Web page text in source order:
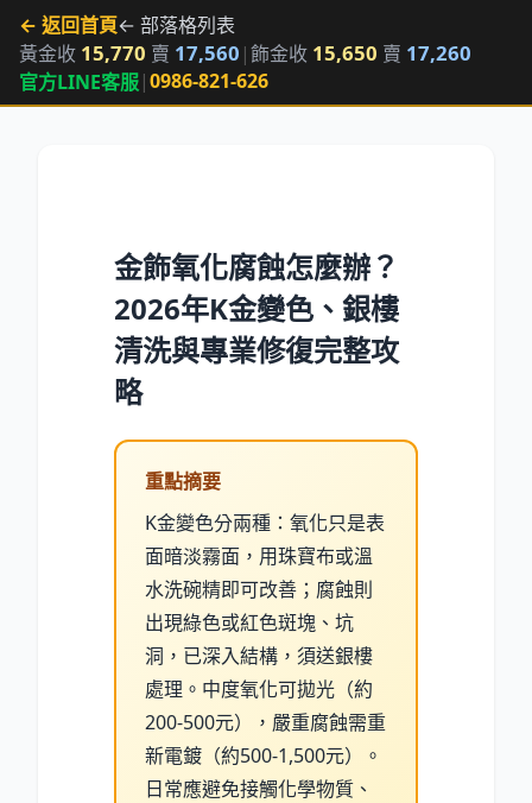
← 返回首頁← 部落格列表
黃金收 15,770 賣 17,560 |飾金收 15,650 賣 17,260
官方LINE客服|0986-821-626
金飾氧化腐蝕怎麼辦？
2026年K金變色、銀樓
清洗與專業修復完整攻
略
重點摘要
K金變色分兩種：氧化只是表
面暗淡霧面，用珠寶布或溫
水洗碗精即可改善；腐蝕則
出現綠色或紅色斑塊、坑
洞，已深入結構，須送銀樓
處理。中度氧化可拋光（約
200-500元），嚴重腐蝕需重
新電鍍（約500-1,500元）。
日常應避免接觸化學物質、